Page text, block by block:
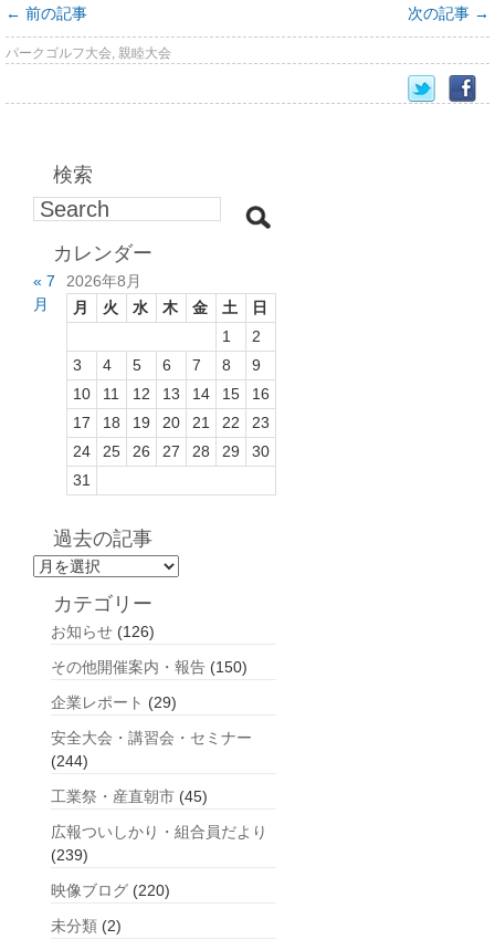
← 前の記事 次の記事 →
パークゴルフ大会, 親睦大会
検索
カレンダー
2026年8月
月
火 水 木 金 土
日
1
2
3
4 5 6 7 8
9
10
11 12 13 14 15
16
17
18 19 20 21 22
23
24
25 26 27 28 29
30
31
« 7
月
過去の記事
過
カテゴリー
お知らせ (126)
その他開催案内・報告 (150)
企業レポート (29)
安全大会・講習会・セミナー
(244)
工業祭・産直朝市 (45)
広報ついしかり・組合員だより
(239)
映像ブログ (220)
未分類 (2)